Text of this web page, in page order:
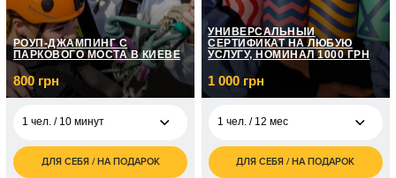
РОУП-ДЖАМПИНГ С
ПАРКОВОГО МОСТА В КИЕВЕ
800 грн
1 чел. / 10 минут
ДЛЯ СЕБЯ / НА ПОДАРОК
УНИВЕРСАЛЬНЫЙ
СЕРТИФИКАТ НА ЛЮБУЮ
УСЛУГУ, НОМИНАЛ 1000 ГРН
1 000 грн
1 чел. / 12 мес
1 000
ДЛЯ СЕБЯ / НА ПОДАРОК